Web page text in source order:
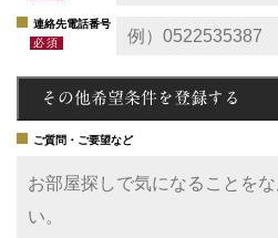
連絡先電話番号
その他希望条件を登録する
ご質問・ご要望など